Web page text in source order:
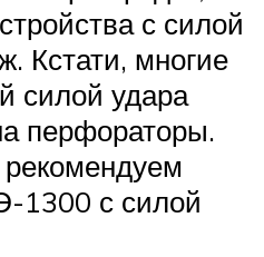
с силой
Кстати, многие
силой удара
перфораторы.
1300 с силой